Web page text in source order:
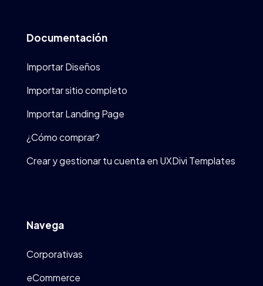
Documentación
Importar Diseños
Importar sitio completo
Importar Landing Page
¿Cómo comprar?
Crear y gestionar tu cuenta en UXDivi Templates
Navega
Corporativas
eCommerce